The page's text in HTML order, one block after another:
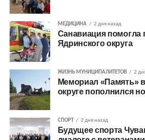
МЕДИЦИНА 2 дня назад
Санавиация помогла
Ядринского округа
ЖИЗНЬ МУНИЦИПАЛИТЕТОВ 2
Мемориал «Память»
округе пополнился
СПОРТ 2 дня назад
Будущее спорта